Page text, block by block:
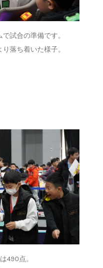
試合の準備です。
落ち着いた様子。
490点。